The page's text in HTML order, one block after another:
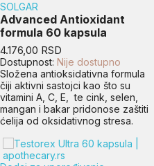
SOLGAR
Advanced Antioxidant
formula 60 kapsula
Cena
4.176,00 RSD
Dostupnost: Nije dostupno
Složena antioksidativna formula
čiji aktivni sastojci kao što su
vitamini A, C, E, te cink, selen,
mangan i bakar pridonose zaštiti
ćelija od oksidativnog stresa.